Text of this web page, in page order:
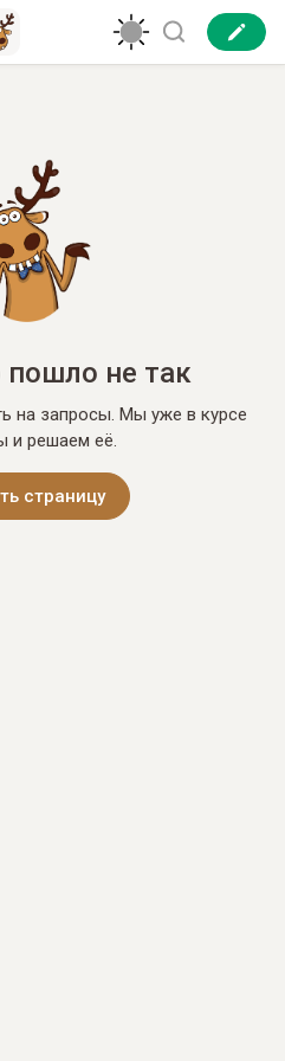
пошло не так
на запросы. Мы уже в курсе
и решаем её.
страницу